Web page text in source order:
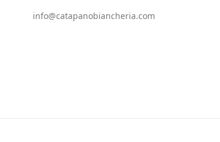
info@catapanobiancheria.com